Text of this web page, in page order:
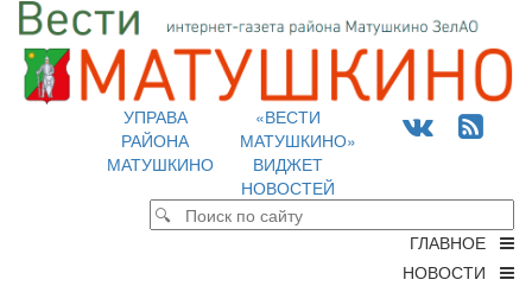
УПРАВА
РАЙОНА
МАТУШКИНО
«ВЕСТИ
МАТУШКИНО»
ВИДЖЕТ
НОВОСТЕЙ
ГЛАВНОЕ
НОВОСТИ